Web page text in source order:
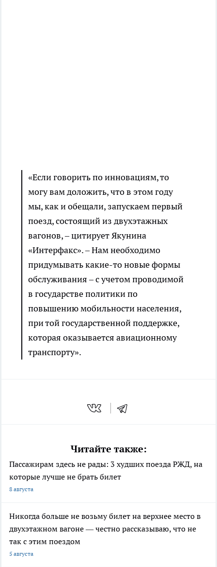
«Если говорить по инновациям, то
могу вам доложить, что в этом году
мы, как и обещали, запускаем первый
поезд, состоящий из двухэтажных
вагонов, – цитирует Якунина
«Интерфакс». – Нам необходимо
придумывать какие-то новые формы
обслуживания – с учетом проводимой
в государстве политики по
повышению мобильности населения,
при той государственной поддержке,
которая оказывается авиационному
транспорту».
Читайте также:
Пассажирам здесь не рады: 3 худших поезда РЖД, на
которые лучше не брать билет
8 августа
Никогда больше не возьму билет на верхнее место в
двухэтажном вагоне — честно рассказываю, что не
так с этим поездом
5 августа